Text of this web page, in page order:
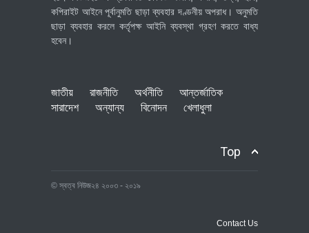
কপিরাইট আইনে পূর্বানুমতি ছাড়া ব্যবহার দণ্ডনীয় অপরাধ। অনুমতি
ছাড়া ব্যবহার করলে কর্তৃপক্ষ আইনি ব্যবস্থা গ্রহণ করতে বাধ্য
হবেন।
জাতীয় রাজনীতি অর্থনীতি
আন্তর্জাতিক
সারাদেশ
অন্যান্য বিনোদন খেলাধুলা
Top
© স্বত্ব নিউজ২৪ ২০০৩ - ২০১৯
Contact Us